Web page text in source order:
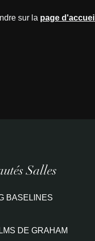
sur la page d'accueil
Salles
BASELINES
DE GRAHAM